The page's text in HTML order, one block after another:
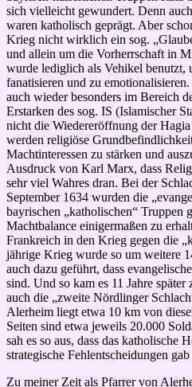
sich vielleicht gewundert. Denn
waren katholisch geprägt. Aber
Krieg nicht wirklich ein sog.
und allein um die Vorherrschaft in
wurde lediglich als Vehikel benutzt,
fanatisieren und zu
auch wieder besonders im Bereich
Erstarken des sog. IS (Islamischer
nicht die Wiedereröffnung der
werden religiöse
Machtinteressen zu stärken und
Ausdruck von Karl Marx, dass
sehr viel Wahres dran. Bei der
September 1634 wurden die
bayrischen „katholischen“ Truppen
Machtbalance einigermaßen zu
Frankreich in den Krieg gegen die
jährige Krieg wurde so um weitere
auch dazu geführt, dass
sind. Und so kam es 11 Jahre
auch die „zweite Nördlinger
Alerheim liegt etwa 10 km von
Seiten sind etwa jeweils 20.000
sah es so aus, dass das katholische
strategische Fehlentscheidungen
Zu meiner Zeit als Pfarrer von